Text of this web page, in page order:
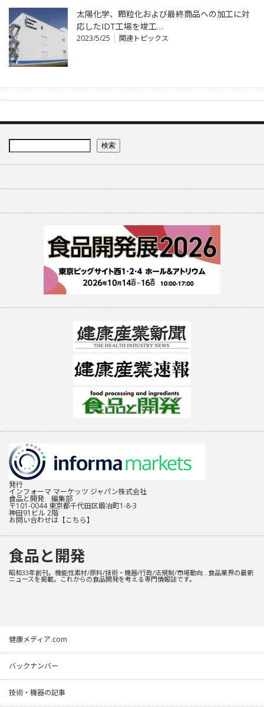
太陽化学、顆粒化および最終商品への加工に対
応したIDT工場を竣工…
2023/5/25 関連トピックス
検索
発行
インフォーマ マーケッツ ジャパン株式会社
食品と開発 編集部
〒101-0044 東京都千代田区鍛冶町1-8-3
神田91ビル 2階
お問い合わせは 【こちら】
食品と開発
昭和33年創刊。機能性素材/原料/技術・機器/行政/法規制/市場動向…食品業界の最新
ニュースを掲載。これからの食品開発を考える専門情報誌です。
健康メディア.com
バックナンバー
技術・機器の記事